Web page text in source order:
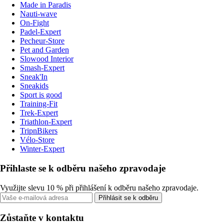
Made in Paradis
Nauti-wave
On-Fight
Padel-Expert
Pecheur-Store
Pet and Garden
Slowood Interior
Smash-Expert
Sneak'In
Sneakids
Sport is good
Training-Fit
Trek-Expert
Triathlon-Expert
TripnBikers
Vélo-Store
Winter-Expert
Přihlaste se k odběru našeho zpravodaje
Využijte slevu 10 % při přihlášení k odběru našeho zpravodaje.
Přihlásit se k odběru
Zůstaňte v kontaktu